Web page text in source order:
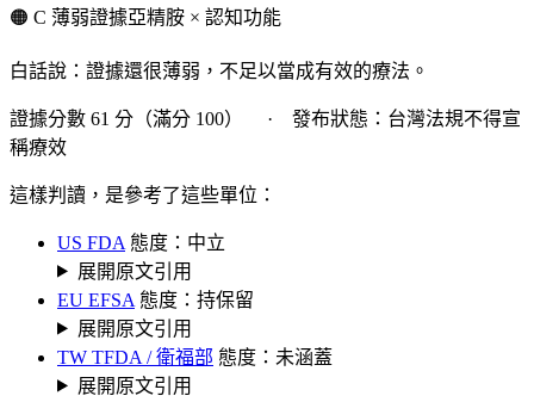
🟠 C 薄弱證據亞精胺 × 認知功能
白話說：證據還很薄弱，不足以當成有效的療法。
證據分數 61 分（滿分 100） · 發布狀態：台灣法規不得宣
稱療效
這樣判讀，是參考了這些單位：
US FDA 態度：中立
展開原文引用
EU EFSA 態度：持保留
展開原文引用
TW TFDA / 衛福部 態度：未涵蓋
展開原文引用